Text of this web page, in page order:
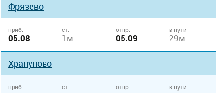
Фрязево
приб.
05.08
ст.
1м
отпр.
05.09
в пути
29м
Храпуново
приб. ст. отпр. в пути